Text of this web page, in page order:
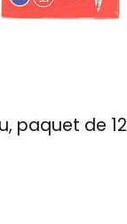
paquet de 12